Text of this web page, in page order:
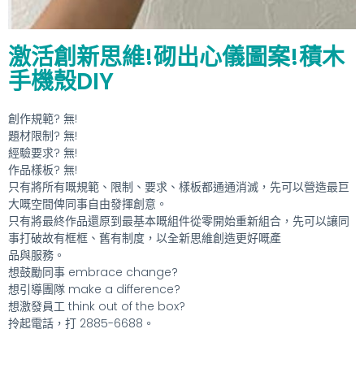
激活創新思維!砌出心儀圖案!積木
手機殼DIY
創作規範? 無!
題材限制? 無!
經驗要求? 無!
作品樣板? 無!
只有將所有嘅規範、限制、要求、樣板都通通消滅，先可以營造最巨
大嘅空間俾同事自由發揮創意。
只有將最終作品還原到最基本嘅組件從零開始重新組合，先可以讓同
事打破故有框框、舊有制度，以全新思維創造更好嘅產
品與服務。
想鼓勵同事 embrace change?
想引導團隊 make a difference?
想激發員工 think out of the box?
拎起電話，打 2885-6688。